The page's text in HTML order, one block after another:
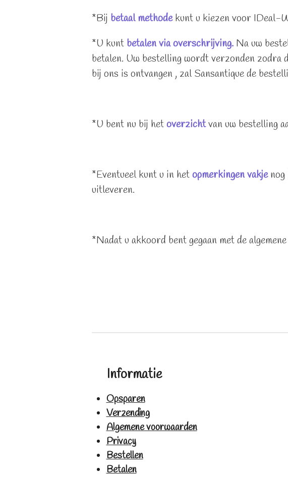
*Bij betaal methodekunt u kiezen voor IDeal-
*U kunt betalen via overschrijving. Na uw
betalen. Uw bestelling wordt verzonden zodra
bij ons is ontvangen , zal Sansantique de
*U bent nu bij hetoverzichtvan uw bestelling
*Eventueel kunt u in hetopmerkingen vakjenog
uitleveren.
*Nadat u akkoord bent gegaan met de
Informatie
Opsparen
Verzending
Algemene voorwaarden
Privacy
Bestellen
Betalen